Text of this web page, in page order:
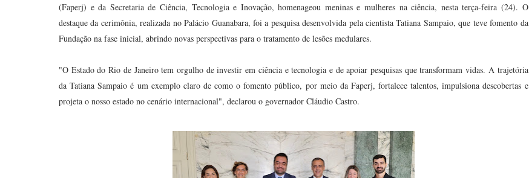
(Faperj) e da Secretaria de Ciência, Tecnologia e Inovação, homenageou meninas e mulheres na ciência, nesta terça-feira (24). O
destaque da cerimônia, realizada no Palácio Guanabara, foi a pesquisa desenvolvida pela cientista Tatiana Sampaio, que teve fomento da
Fundação na fase inicial, abrindo novas perspectivas para o tratamento de lesões medulares.
"O Estado do Rio de Janeiro tem orgulho de investir em ciência e tecnologia e de apoiar pesquisas que transformam vidas. A trajetória
da Tatiana Sampaio é um exemplo claro de como o fomento público, por meio da Faperj, fortalece talentos, impulsiona descobertas e
projeta o nosso estado no cenário internacional", declarou o governador Cláudio Castro.